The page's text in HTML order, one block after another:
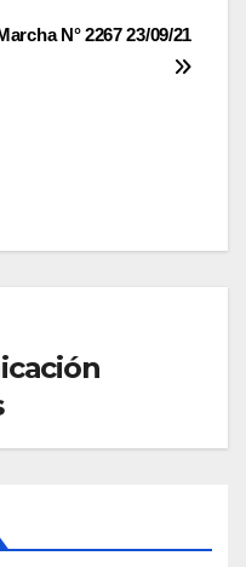
N° 2267 23/09/21